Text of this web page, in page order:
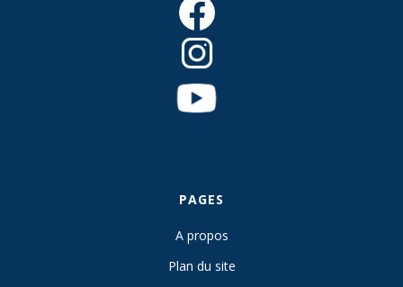
PAGES
A propos
Plan du site